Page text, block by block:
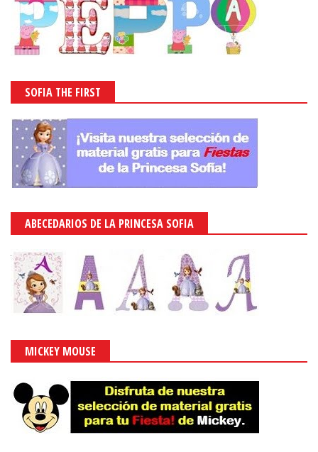
SOFIA THE FIRST
ABECEDARIOS DE LA PRINCESA SOFIA
MICKEY MOUSE